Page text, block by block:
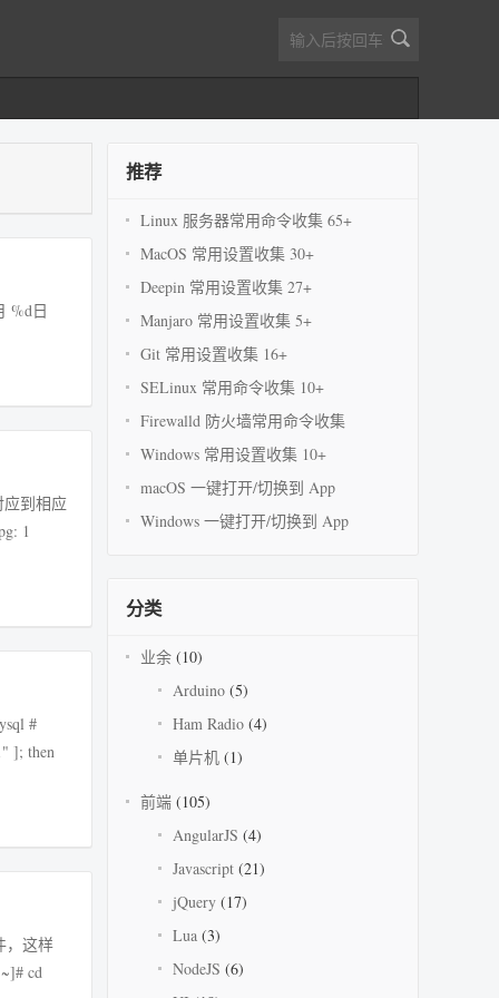
%d日
应到相应
#
，这样
推荐
Linux 服务器常用命令收集 65+
MacOS 常用设置收集 30+
Deepin 常用设置收集 27+
Manjaro 常用设置收集 5+
Git 常用设置收集 16+
SELinux 常用命令收集 10+
Firewalld 防火墙常用命令收集
Windows 常用设置收集 10+
macOS 一键打开/切换到 App
Windows 一键打开/切换到 App
分类
业余 (10)
Arduino (5)
Ham Radio (4)
单片机 (1)
前端 (105)
AngularJS (4)
Javascript (21)
jQuery (17)
Lua (3)
NodeJS (6)